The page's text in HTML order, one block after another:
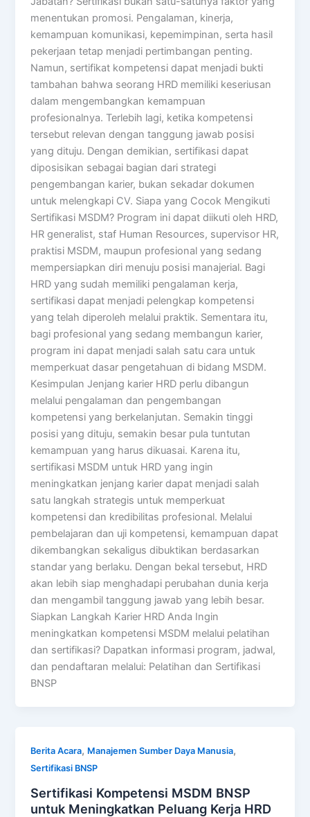
menentukan promosi. Pengalaman, kinerja,
kemampuan komunikasi, kepemimpinan, serta hasil
pekerjaan tetap menjadi pertimbangan penting.
Namun, sertifikat kompetensi dapat menjadi bukti
tambahan bahwa seorang HRD memiliki keseriusan
dalam mengembangkan kemampuan
profesionalnya. Terlebih lagi, ketika kompetensi
tersebut relevan dengan tanggung jawab posisi
yang dituju. Dengan demikian, sertifikasi dapat
diposisikan sebagai bagian dari strategi
pengembangan karier, bukan sekadar dokumen
untuk melengkapi CV. Siapa yang Cocok Mengikuti
Sertifikasi MSDM? Program ini dapat diikuti oleh HRD,
HR generalist, staf Human Resources, supervisor HR,
praktisi MSDM, maupun profesional yang sedang
mempersiapkan diri menuju posisi manajerial. Bagi
HRD yang sudah memiliki pengalaman kerja,
sertifikasi dapat menjadi pelengkap kompetensi
yang telah diperoleh melalui praktik. Sementara itu,
bagi profesional yang sedang membangun karier,
program ini dapat menjadi salah satu cara untuk
memperkuat dasar pengetahuan di bidang MSDM.
Kesimpulan Jenjang karier HRD perlu dibangun
melalui pengalaman dan pengembangan
kompetensi yang berkelanjutan. Semakin tinggi
posisi yang dituju, semakin besar pula tuntutan
kemampuan yang harus dikuasai. Karena itu,
sertifikasi MSDM untuk HRD yang ingin
meningkatkan jenjang karier dapat menjadi salah
satu langkah strategis untuk memperkuat
kompetensi dan kredibilitas profesional. Melalui
pembelajaran dan uji kompetensi, kemampuan dapat
dikembangkan sekaligus dibuktikan berdasarkan
standar yang berlaku. Dengan bekal tersebut, HRD
akan lebih siap menghadapi perubahan dunia kerja
dan mengambil tanggung jawab yang lebih besar.
Siapkan Langkah Karier HRD Anda Ingin
meningkatkan kompetensi MSDM melalui pelatihan
dan sertifikasi? Dapatkan informasi program, jadwal,
dan pendaftaran melalui: Pelatihan dan Sertifikasi
BNSP
Berita Acara, Manajemen Sumber Daya Manusia,
Sertifikasi BNSP
Sertifikasi Kompetensi MSDM BNSP
untuk Meningkatkan Peluang Kerja HRD